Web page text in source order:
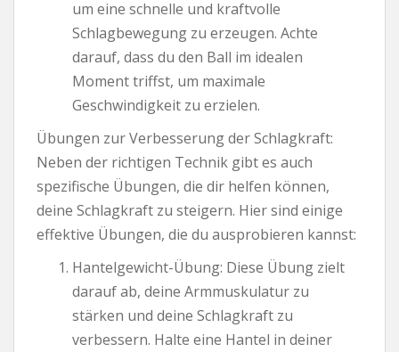
um eine schnelle und kraftvolle
Schlagbewegung zu erzeugen. Achte
darauf, dass du den Ball im idealen
Moment triffst, um maximale
Geschwindigkeit zu erzielen.
Übungen zur Verbesserung der Schlagkraft:
Neben der richtigen Technik gibt es auch
spezifische Übungen, die dir helfen können,
deine Schlagkraft zu steigern. Hier sind einige
effektive Übungen, die du ausprobieren kannst:
Hantelgewicht-Übung: Diese Übung zielt
darauf ab, deine Armmuskulatur zu
stärken und deine Schlagkraft zu
verbessern. Halte eine Hantel in deiner